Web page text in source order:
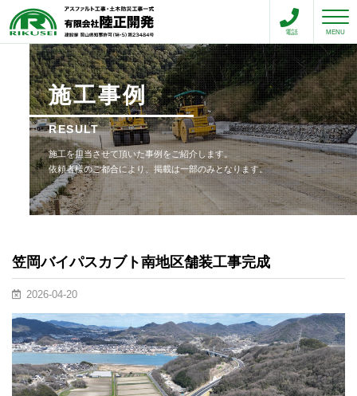
toggle
MENU
電話
施工事例
RESULT
施工を担当させて頂いた事例をご紹介します。
依頼者様のご都合により、掲載は一部のみとなります。
笠岡バイパスカブト南地区舗装工事完成
2026-04-20